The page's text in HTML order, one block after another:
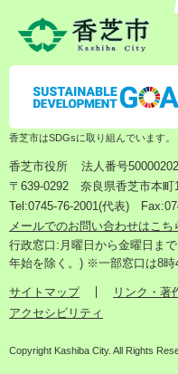
香芝市はSDGsに取り組んでいます。
香芝市役所
法人番号
〒639-0292 奈良県香芝市本町
Tel:0745-76-2001(代表)
メールでのお問い合わせはこち
行政窓口:月曜日から金曜日ま
年始を除く。) ※一部窓口は8時
サイトマップ リンク・著
アクセシビリティ
Copyright Kashiba City. All Rights